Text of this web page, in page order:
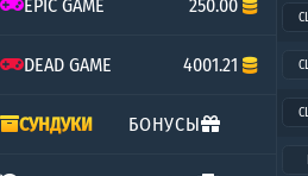
EPIC GAME 250.00
DEAD GAME 4001.21
СУНДУКИ БОНУСЫ